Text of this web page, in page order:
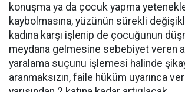
konuşma ya da çocuk yapma
kaybolmasına, yüzünün sürekli
kadına karşı işlenip de çocuğunun
meydana gelmesine sebebiyet veren
yaralama suçunu işlemesi halinde
aranmaksızın, faile hüküm uyarınca